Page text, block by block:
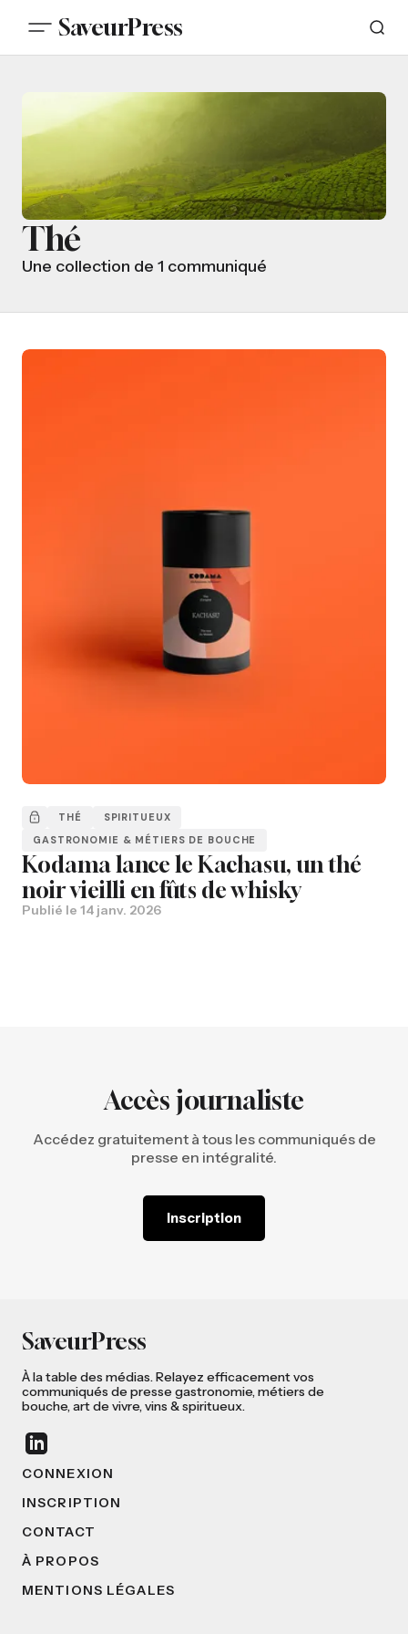
SaveurPress
Thé
Une collection de 1 communiqué
THÉ
SPIRITUEUX
GASTRONOMIE & MÉTIERS DE BOUCHE
Kodama lance le Kachasu, un thé
noir vieilli en fûts de whisky
Publié le 14 janv. 2026
Accès journaliste
Accédez gratuitement à tous les communiqués de
presse en intégralité.
Inscription
SaveurPress
À la table des médias. Relayez efficacement vos
communiqués de presse gastronomie, métiers de
bouche, art de vivre, vins & spiritueux.
CONNEXION
INSCRIPTION
CONTACT
À PROPOS
MENTIONS LÉGALES